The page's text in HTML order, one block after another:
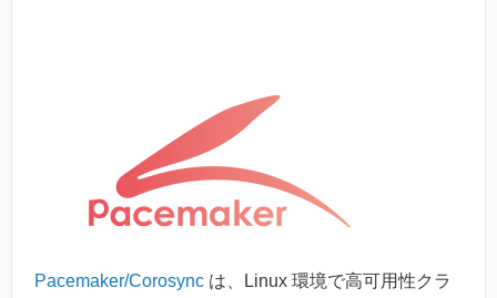
Pacemaker/Corosync は、Linux 環境で高可用性クラ